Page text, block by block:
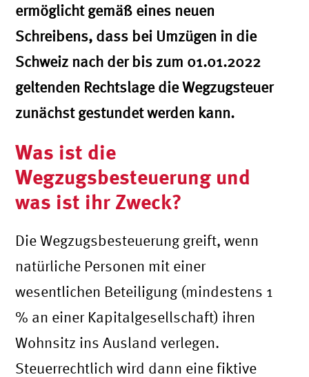
ermöglicht gemäß eines neuen
Schreibens, dass bei Umzügen in die
Schweiz nach der bis zum 01.01.2022
geltenden Rechtslage die Wegzugsteuer
zunächst gestundet werden kann.
Was ist die
Wegzugsbesteuerung und
was ist ihr Zweck?
Die Wegzugsbesteuerung greift, wenn
natürliche Personen mit einer
wesentlichen Beteiligung (mindestens 1
% an einer Kapitalgesellschaft) ihren
Wohnsitz ins Ausland verlegen.
Steuerrechtlich wird dann eine fiktive